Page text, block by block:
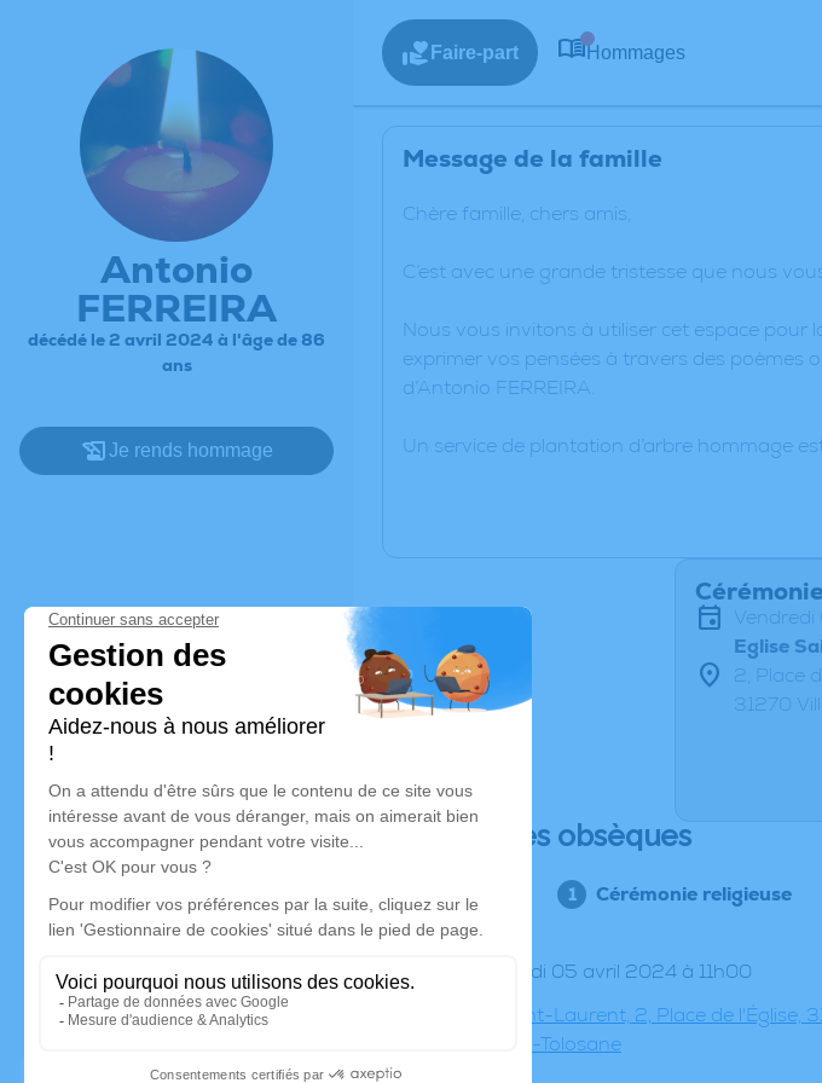
Antonio
FERREIRA
décédé le 2 avril 2024 à l'âge de 86
ans
Je rends hommage
Faire-part Hommages
Message de la famille
Chère famille, chers amis,
C’est avec une grande tristesse que nous
Nous vous invitons à utiliser cet espace
exprimer vos pensées à travers des poèmes
d’Antonio FERREIRA.
Un service de plantation d’arbre hommage
Eglise
2, Place
31270
Déroulé des obsèques
Cérémonie religieuse
Le vendredi 05 avril 2024 à 11h00
Eglise Saint-Laurent, 2, Place de l'Église,
Villeneuve-Tolosane